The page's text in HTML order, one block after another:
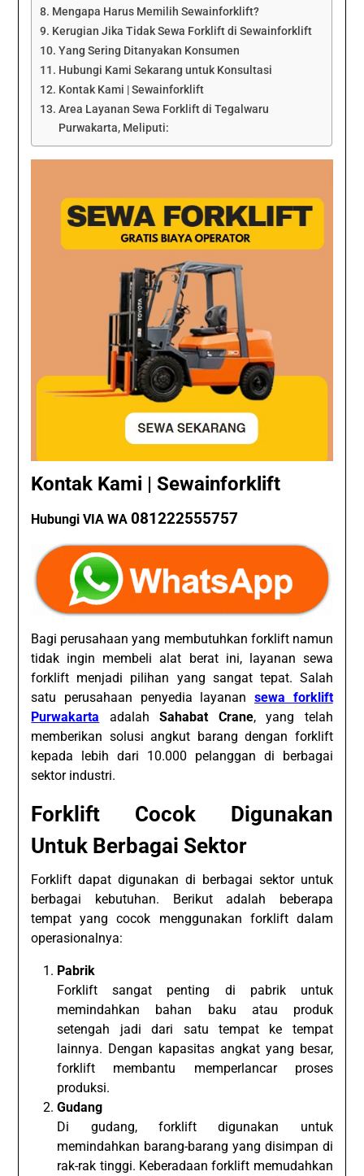
Mengapa Harus Memilih Sewainforklift?
Kerugian Jika Tidak Sewa Forklift di Sewainforklift
Yang Sering Ditanyakan Konsumen
Hubungi Kami Sekarang untuk Konsultasi
Kontak Kami | Sewainforklift
Area Layanan Sewa Forklift di Tegalwaru
Purwakarta, Meliputi:
Kontak Kami | Sewainforklift
Hubungi VIA WA081222555757
Bagi perusahaan yang membutuhkan forklift namun
tidak ingin membeli alat berat ini, layanan sewa
forklift menjadi pilihan yang sangat tepat. Salah
satu perusahaan penyedia layanan sewa forklift
Purwakarta adalahSahabat Crane, yang telah
memberikan solusi angkut barang dengan forklift
kepada lebih dari 10.000 pelanggan di berbagai
sektor industri.
Forklift Cocok Digunakan
Untuk Berbagai Sektor
Forklift dapat digunakan di berbagai sektor untuk
berbagai kebutuhan. Berikut adalah beberapa
tempat yang cocok menggunakan forklift dalam
operasionalnya:
Pabrik
Forklift sangat penting di pabrik untuk
memindahkan bahan baku atau produk
setengah jadi dari satu tempat ke tempat
lainnya. Dengan kapasitas angkat yang besar,
forklift membantu memperlancar proses
produksi.
Gudang
Di gudang, forklift digunakan untuk
memindahkan barang-barang yang disimpan di
rak-rak tinggi. Keberadaan forklift memudahkan